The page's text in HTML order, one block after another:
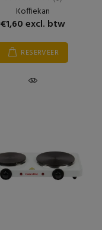
Koffiekan
€1,60 excl. btw
RESERVEER